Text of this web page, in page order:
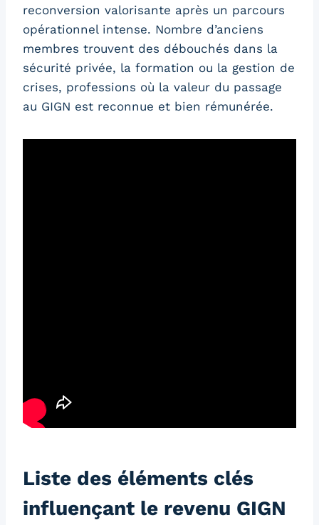
reconversion valorisante après un parcours
opérationnel intense. Nombre d’anciens
membres trouvent des débouchés dans la
sécurité privée, la formation ou la gestion de
crises, professions où la valeur du passage
au GIGN est reconnue et bien rémunérée.
Liste des éléments clés
influençant le revenu GIGN